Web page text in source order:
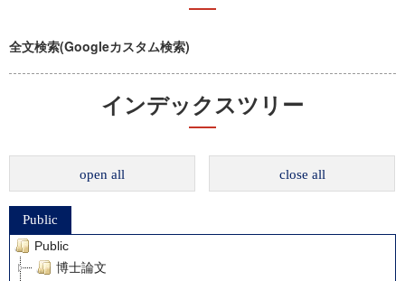
全文検索(Googleカスタム検索)
インデックスツリー
open all close all
Public
Public
博士論文